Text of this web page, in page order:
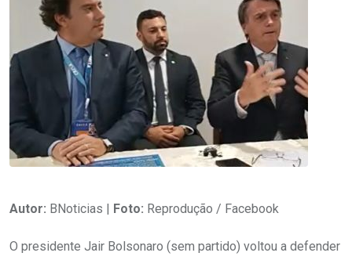
Autor: BNoticias | Foto: Reprodução / Facebook
O presidente Jair Bolsonaro (sem partido) voltou a defender